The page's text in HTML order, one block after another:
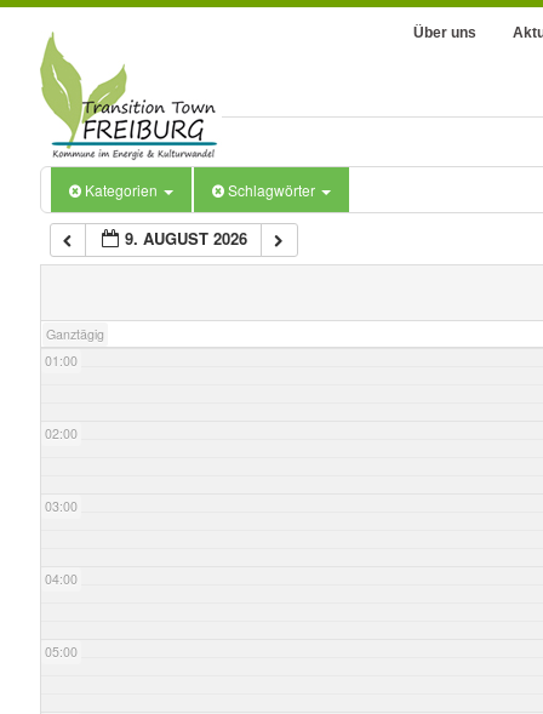
Über uns
Kategorien Schlagwörter
9. AUGUST 2026
Ganztägig
01:00
02:00
03:00
04:00
05:00